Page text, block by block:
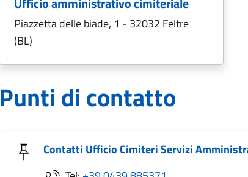
Piazzetta delle biade, 1 - 32032 Feltre
(BL)
Punti di contatto
Contatti Ufficio Cimiteri Servizi